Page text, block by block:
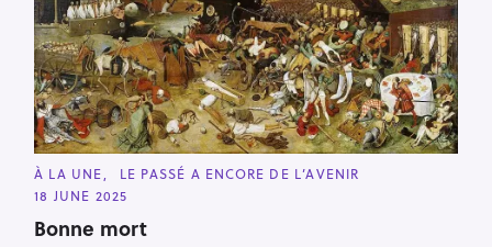
C
T
G
À LA UNE
LE PASSÉ A ENCORE DE L’AVENIR
18 JUNE 2025
Bonne mort
r
c
h
f
o
r
: